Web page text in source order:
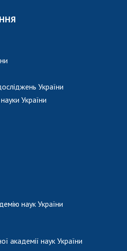
України
України
наук України
академії наук України